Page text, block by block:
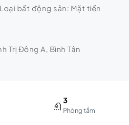
Loại bất động sản: Mặt tiền
Trị Đông A, Bình Tân
3
Phòng tắm